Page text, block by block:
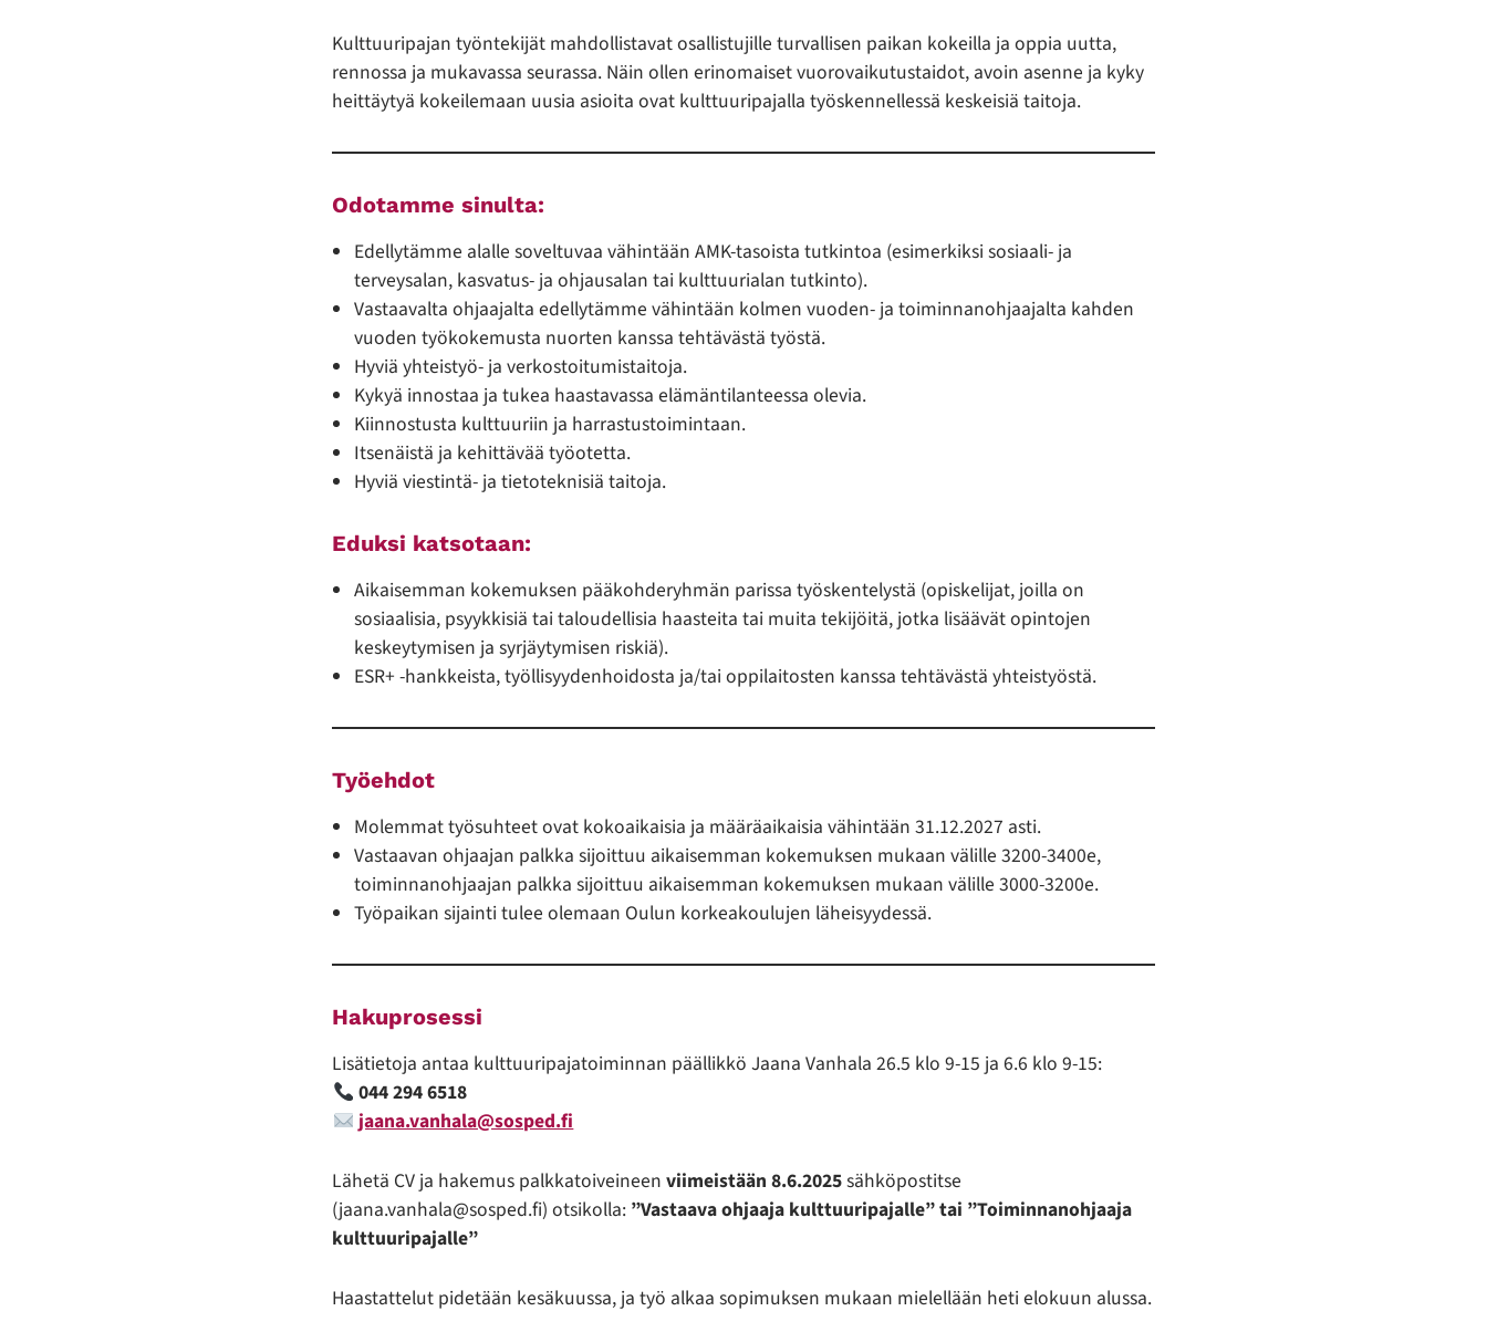
Kulttuuripajan työntekijät mahdollistavat osallistujille turvallisen paikan kokeilla ja oppia uutta,
rennossa ja mukavassa seurassa. Näin ollen erinomaiset vuorovaikutustaidot, avoin asenne ja kyky
heittäytyä kokeilemaan uusia asioita ovat kulttuuripajalla työskennellessä keskeisiä taitoja.
Odotamme sinulta:
Edellytämme alalle soveltuvaa vähintään AMK-tasoista tutkintoa (esimerkiksi sosiaali- ja
terveysalan, kasvatus- ja ohjausalan tai kulttuurialan tutkinto).
Vastaavalta ohjaajalta edellytämme vähintään kolmen vuoden- ja toiminnanohjaajalta kahden
vuoden työkokemusta nuorten kanssa tehtävästä työstä.
Hyviä yhteistyö- ja verkostoitumistaitoja.
Kykyä innostaa ja tukea haastavassa elämäntilanteessa olevia.
Kiinnostusta kulttuuriin ja harrastustoimintaan.
Itsenäistä ja kehittävää työotetta.
Hyviä viestintä- ja tietoteknisiä taitoja.
Eduksi katsotaan:
Aikaisemman kokemuksen pääkohderyhmän parissa työskentelystä (opiskelijat, joilla on
sosiaalisia, psyykkisiä tai taloudellisia haasteita tai muita tekijöitä, jotka lisäävät opintojen
keskeytymisen ja syrjäytymisen riskiä).
ESR+ -hankkeista, työllisyydenhoidosta ja/tai oppilaitosten kanssa tehtävästä yhteistyöstä.
Työehdot
Molemmat työsuhteet ovat kokoaikaisia ja määräaikaisia vähintään 31.12.2027 asti.
Vastaavan ohjaajan palkka sijoittuu aikaisemman kokemuksen mukaan välille 3200-3400e,
toiminnanohjaajan palkka sijoittuu aikaisemman kokemuksen mukaan välille 3000-3200e.
Työpaikan sijainti tulee olemaan Oulun korkeakoulujen läheisyydessä.
Hakuprosessi
Lisätietoja antaa kulttuuripajatoiminnan päällikkö Jaana Vanhala 26.5 klo 9-15 ja 6.6 klo 9-15:
044 294 6518
jaana.vanhala@sosped.fi
Lähetä CV ja hakemus palkkatoiveineenviimeistään 8.6.2025sähköpostitse
(jaana.vanhala@sosped.fi) otsikolla: ”Vastaava ohjaaja kulttuuripajalle” tai ”Toiminnanohjaaja
kulttuuripajalle”
Haastattelut pidetään kesäkuussa, ja työ alkaa sopimuksen mukaan mielellään heti elokuun alussa.